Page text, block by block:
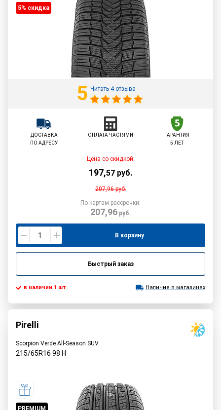
5% cкидка
5 Читать 4 отзыва
ДОСТАВКА
ПО АДРЕСУ
ОПЛАТА ЧАСТЯМИ
ГАРАНТИЯ
5 ЛЕТ
Цена со скидкой:
197,57 руб.
207,96руб.
По картам рассрочки:
207,96руб.
В корзину
Быстрый заказ
в наличии 1 шт. Наличие в магазинах
Pirelli
Scorpion Verde All-Season SUV
215/65R16 98 H
PREMIUM